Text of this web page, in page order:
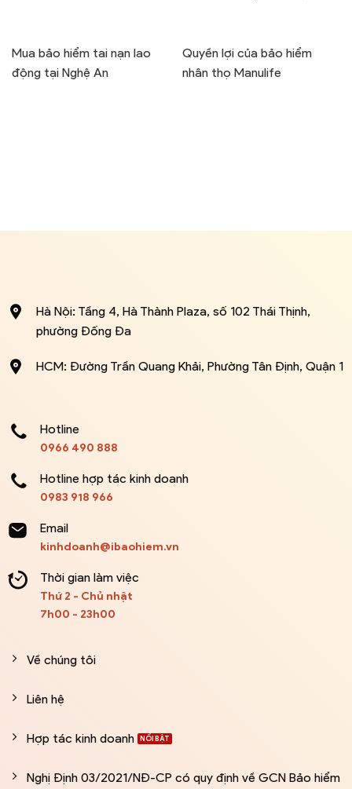
Mua bảo hiểm tai nạn lao
động tại Nghệ An
Quyền lợi của bảo hiểm
nhân thọ Manulife
Hà Nội: Tầng 4, Hà Thành Plaza, số 102 Thái Thịnh,
phường Đống Đa
HCM: Đường Trần Quang Khải, Phường Tân Định, Quận 1
Hotline
0966 490 888
Hotline hợp tác kinh doanh
0983 918 966
Email
kinhdoanh@ibaohiem.vn
Thời gian làm việc
Thứ 2 - Chủ nhật
7h00 - 23h00
Về chúng tôi
Liên hệ
Hợp tác kinh doanh
Nghị Định 03/2021/NĐ-CP có quy định về GCN Bảo hiểm